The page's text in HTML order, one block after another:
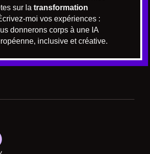
sur la transformation
moi vos expériences :
donnerons corps à une IA
inclusive et créative.